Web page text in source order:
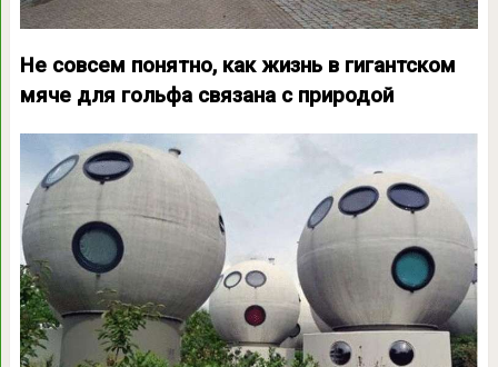
Не совсем понятно, как жизнь в гигантском
мяче для гольфа связана с природой